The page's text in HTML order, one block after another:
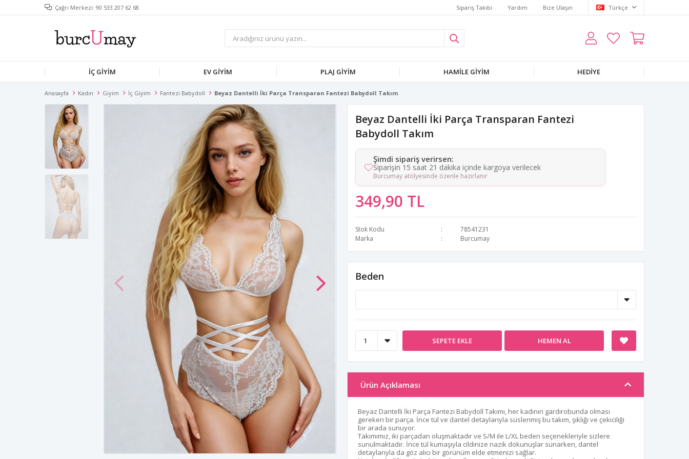
Çağrı Merkezi: 90 533 207 62 68 Sipariş Takibi Yardım Bize Ulaşın Türkçe
İÇ GIYIM EV GIYIM PLAJ GIYIM HAMILE GIYIM HEDIYE
Anasayfa Kadın Giyim İç Giyim Fantezi Babydoll Beyaz Dantelli İki Parça Transparan Fantezi Babydoll Takım
Beyaz Dantelli İki Parça Transparan Fantezi
Babydoll Takım
Şimdi sipariş verirsen:
Siparişin 15 saat 21 dakika içinde kargoya verilecek
Burcumay atölyesinde özenle hazırlanır
349,90 TL
Stok Kodu
78541231
Marka
Burcumay
Beden
SEPETE EKLE HEMEN AL
Ürün Açıklaması
Beyaz Dantelli İki Parça Fantezi Babydoll Takımı, her kadının gardırobunda olması
gereken bir parça. İnce tül ve dantel detaylarıyla süslenmiş bu takım, şıklığı ve çekiciliği
bir arada sunuyor.
Takımımız, iki parçadan oluşmaktadır ve S/M ile L/XL beden seçenekleriyle sizlere
sunulmaktadır. İnce tül kumaşıyla cildinize nazik dokunuşlar sunarken, dantel
detaylarıyla da göz alıcı bir görünüm elde etmenizi sağlar.